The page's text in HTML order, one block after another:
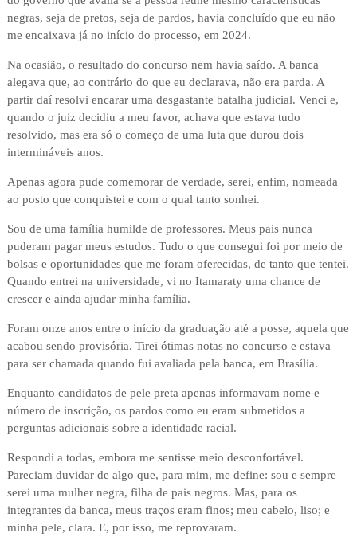
negras, seja de pretos, seja de pardos, havia concluído que eu não
me encaixava já no início do processo, em 2024.
Na ocasião, o resultado do concurso nem havia saído. A banca
alegava que, ao contrário do que eu declarava, não era parda. A
partir daí resolvi encarar uma desgastante batalha judicial. Venci e,
quando o juiz decidiu a meu favor, achava que estava tudo
resolvido, mas era só o começo de uma luta que durou dois
intermináveis anos.
Apenas agora pude comemorar de verdade, serei, enfim, nomeada
ao posto que conquistei e com o qual tanto sonhei.
Sou de uma família humilde de professores. Meus pais nunca
puderam pagar meus estudos. Tudo o que consegui foi por meio de
bolsas e oportunidades que me foram oferecidas, de tanto que tentei.
Quando entrei na universidade, vi no Itamaraty uma chance de
crescer e ainda ajudar minha família.
Foram onze anos entre o início da graduação até a posse, aquela que
acabou sendo provisória. Tirei ótimas notas no concurso e estava
para ser chamada quando fui avaliada pela banca, em Brasília.
Enquanto candidatos de pele preta apenas informavam nome e
número de inscrição, os pardos como eu eram submetidos a
perguntas adicionais sobre a identidade racial.
Respondi a todas, embora me sentisse meio desconfortável.
Pareciam duvidar de algo que, para mim, me define: sou e sempre
serei uma mulher negra, filha de pais negros. Mas, para os
integrantes da banca, meus traços eram finos; meu cabelo, liso; e
minha pele, clara. E, por isso, me reprovaram.